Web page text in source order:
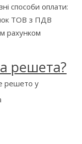
способи оплати:
ТОВ з ПДВ
рахунком
решета?
решето у